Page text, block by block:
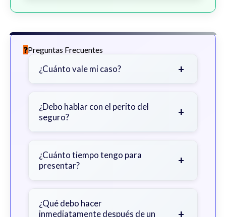
Preguntas Frecuentes
¿Cuánto vale mi caso? +
gravedad de sus lesiones, facturas
médicas, tiempo fuera del trabajo y
¿Debo hablar con el perito del
seguro?
+
primero con un abogado para evitar
declaraciones que perjudiquen su
¿Cuánto tiempo tengo para
presentar?
+
con excepciones. Consulte para
¿Qué debo hacer
inmediatamente después de un
+